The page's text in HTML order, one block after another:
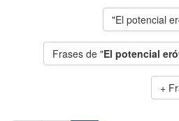
"El potencial
Frases de "El potencial